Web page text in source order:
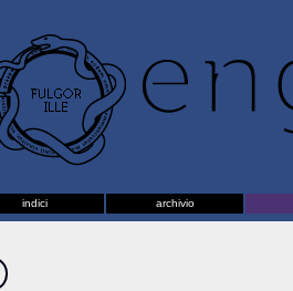
indici archivio